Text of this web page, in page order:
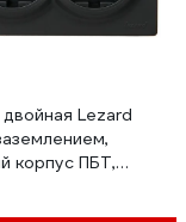
Lezard
корпус ПБТ,
752-4200-